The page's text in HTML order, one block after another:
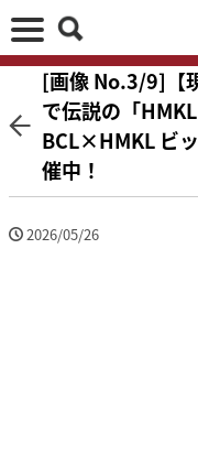
[画像 No.3/9]【
で伝説の「
BCL×HMKL ビ
催中！
2026/05/26